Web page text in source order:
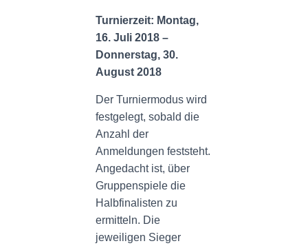
Turnierzeit: Montag,
16. Juli 2018 –
Donnerstag, 30.
August 2018
Der Turniermodus wird
festgelegt, sobald die
Anzahl der
Anmeldungen feststeht.
Angedacht ist, über
Gruppenspiele die
Halbfinalisten zu
ermitteln. Die
jeweiligen Sieger